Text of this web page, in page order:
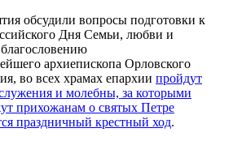
обсудили вопросы подготовки к
Дня Семьи, любви и
архиепископа Орловского
во всех храмах епархии пройдут
и молебны, за которыми
прихожанам о святых Петре
праздничный крестный ход.